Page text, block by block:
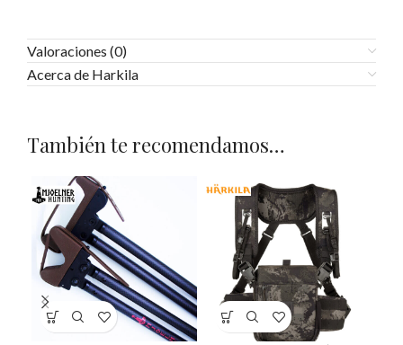
Valoraciones (0)
Acerca de Harkila
También te recomendamos…